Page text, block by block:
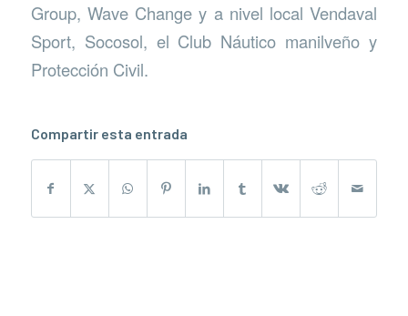
Group, Wave Change y a nivel local Vendaval
Sport, Socosol, el Club Náutico manilveño y
Protección Civil.
Compartir esta entrada